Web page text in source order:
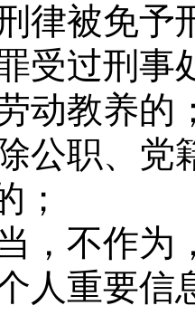
律被免予
受过刑事
动教养的
公职、
；
，不作为
人重要